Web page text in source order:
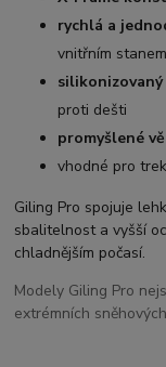
rychlá a
vnitřním stanem
proti dešti
promyšlené
vhodné pro
Giling Pro spojuje
sbalitelnost a vyšší
chladnějším počasí.
Modely Giling Pro
extrémních